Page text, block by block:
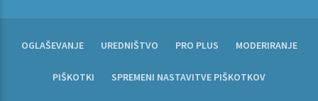
OGLAŠEVANJE UREDNIŠTVO PRO PLUS MODERIRANJE
PIŠKOTKI SPREMENI NASTAVITVE PIŠKOTKOV